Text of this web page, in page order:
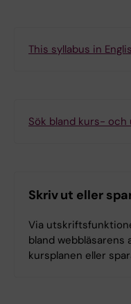
This syllabus in
Sök bland kurs-
Skriv ut eller
Via
bland webbläsarens
kursplanen eller